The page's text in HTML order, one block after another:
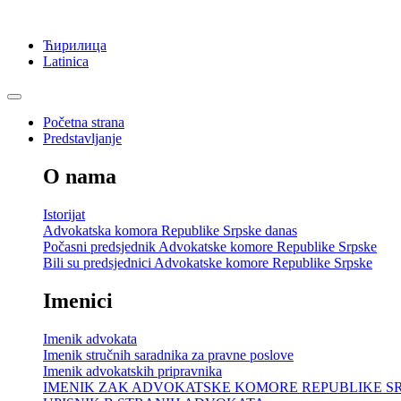
Ћирилица
Latinica
Početna strana
Predstavljanje
O nama
Istorijat
Advokatska komora Republike Srpske danas
Počasni predsjednik Advokatske komore Republike Srpske
Bili su predsjednici Advokatske komore Republike Srpske
Imenici
Imenik advokata
Imenik stručnih saradnika za pravne poslove
Imenik advokatskih pripravnika
IMENIK ZAK ADVOKATSKE KOMORE REPUBLIKE